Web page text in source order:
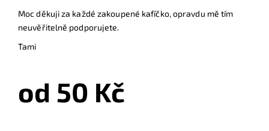
Moc děkuji za každé zakoupené kafíčko, opravdu mě tím
neuvěřitelně podporujete.
Tami
od 50 Kč